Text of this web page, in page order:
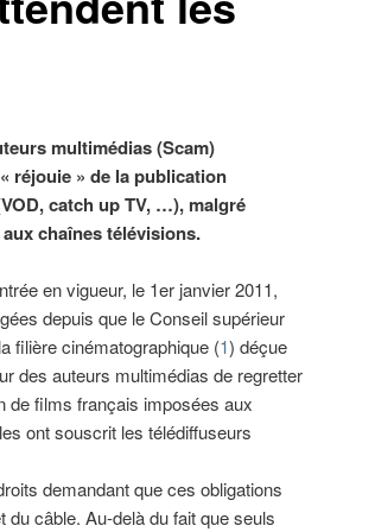
multimédias (Scam)
réjouie » de la publication
catch up TV, …), malgré
chaînes télévisions.
en vigueur, le 1er janvier 2011,
depuis que le Conseil supérieur
filière cinématographique (1) déçue
des auteurs multimédias de regretter
de films français imposées aux
ont souscrit les télédiffuseurs
demandant que ces obligations
câble. Au-delà du fait que seuls